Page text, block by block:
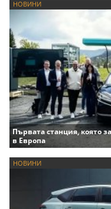
НОВИНИ
Първата станция, която
в Европа
НОВИНИ